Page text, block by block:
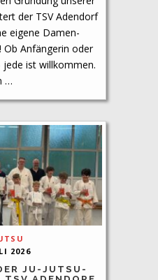
der TSV Adendorf
eigene Damen-
Anfängerin oder
jede ist willkommen.
…
2026
JU-JUTSU-